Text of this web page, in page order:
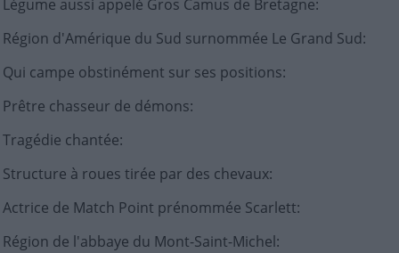
Légume aussi appelé Gros Camus de Bretagne:
Région d'Amérique du Sud surnommée Le Grand Sud:
Qui campe obstinément sur ses positions:
Prêtre chasseur de démons:
Tragédie chantée:
Structure à roues tirée par des chevaux:
Actrice de Match Point prénommée Scarlett:
Région de l'abbaye du Mont-Saint-Michel: